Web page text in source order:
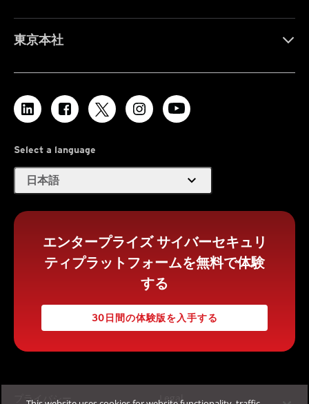
東京本社
Select a language
日本語 expand_more
エンタープライズ サイバーセキュリ
ティプラットフォームを無料で体験
する
30日間の体験版を入手する
プライバシー Legal